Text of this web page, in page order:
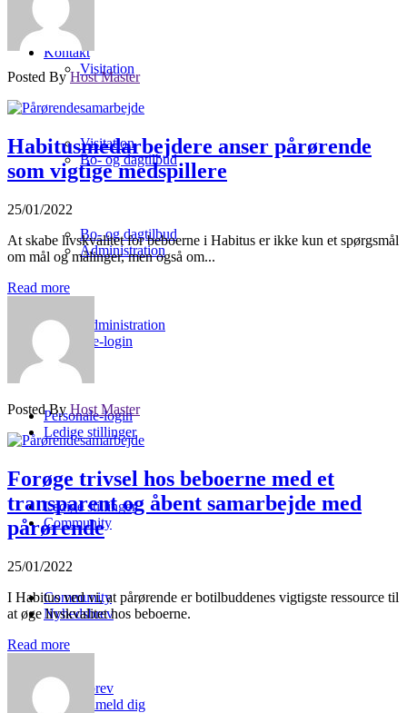
Visitation
Bo- og dagtilbud
Administration
Personale-login
Ledige stillinger
Community
Nyhedsbrev
Tilmeld dig
Kontakt
Visitation
Bo- og dagtilbud
Administration
Personale-login
Ledige stillinger
Community
Nyhedsbrev
Posted ByHost Master
Habitusmedarbejdere anser pårørende
som vigtige medspillere
25/01/2022
At skabe livskvalitet for beboerne i Habitus er ikke kun et spørgsmål
om mål og målinger, men også om...
Read more
Posted By Host Master
Forøge trivsel hos beboerne med et
transparent og åbent samarbejde med
pårørende
25/01/2022
I Habitus ved vi, at pårørende er botilbuddenes vigtigste ressource til
at øge livskvalitet hos beboerne.
Read more